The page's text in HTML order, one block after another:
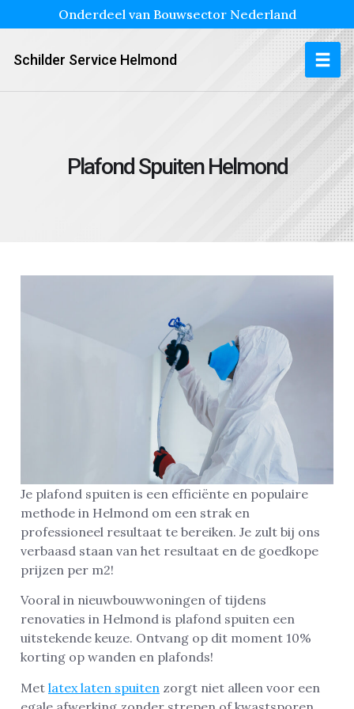
Onderdeel van Bouwsector Nederland
Schilder Service Helmond
Plafond Spuiten Helmond
Je plafond spuiten is een efficiënte en populaire
methode in Helmond om een strak en
professioneel resultaat te bereiken. Je zult bij ons
verbaasd staan van het resultaat en de goedkope
prijzen per m2!
Vooral in nieuwbouwwoningen of tijdens
renovaties in Helmond is plafond spuiten een
uitstekende keuze. Ontvang op dit moment 10%
korting op wanden en plafonds!
Met latex laten spuiten zorgt niet alleen voor een